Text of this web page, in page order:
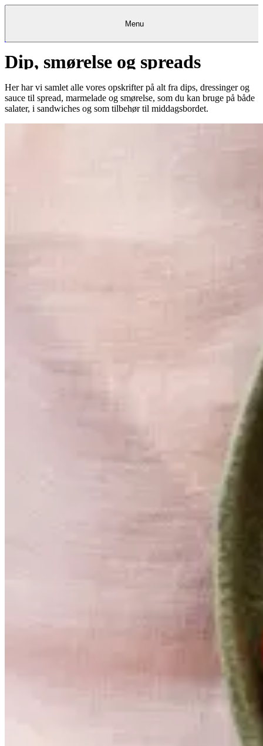
Kantine
Kantine
FrokostordningFrokostordningFrokostordning
MadkurserMadkurser &&TeambuildingTeambuilding
& Teambuilding
OpskrifterOpskrifterOpskrifter
RestauranterRestauranter & Bagerier
Bagerier
DetailDetailDetail
ProjekterProjekter&&rådgivningrådgivningProjekter &
rådgivning
gavekortgavekort
Køb gavekort
KundeserviceKundeserviceKundeservice
Log indMit Meyers
Menu
Dip, smørelse og spreads
Her har vi samlet alle vores opskrifter på alt fra dips, dressinger og
sauce til spread, marmelade og smørelse, som du kan bruge på både
salater, i sandwiches og som tilbehør til middagsbordet.